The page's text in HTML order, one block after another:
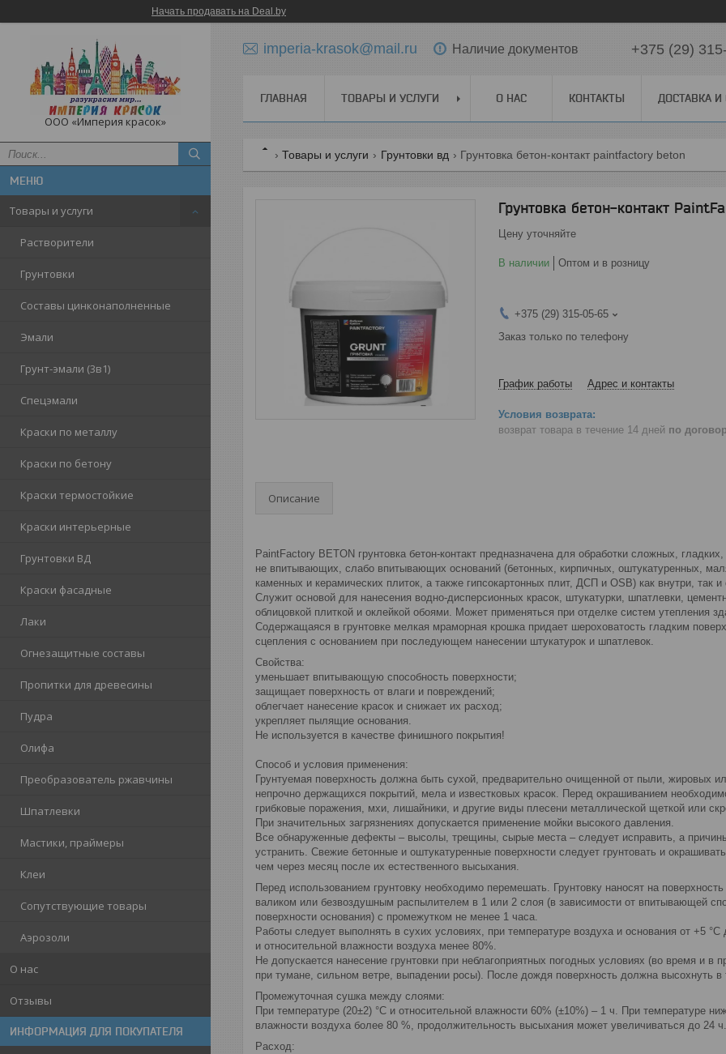
Начать продавать на Deal.by
ООО «Империя красок»
Товары и услуги
Растворители
Грунтовки
Составы цинконаполненные
Эмали
Грунт-эмали (3в1)
Спецэмали
Краски по металлу
Краски по бетону
Краски термостойкие
Краски интерьерные
Грунтовки ВД
Краски фасадные
Лаки
Огнезащитные составы
Пропитки для древесины
Пудра
Олифа
Преобразователь ржавчины
Шпатлевки
Мастики, праймеры
Клеи
Сопутствующие товары
Аэрозоли
О нас
Отзывы
ИНФОРМАЦИЯ ДЛЯ ПОКУПАТЕЛЯ
imperia-krasok@mail.ru Наличие документов +375 (29)
ГЛАВНАЯ ТОВАРЫ И УСЛУГИ О НАС КОНТАКТЫ ДОСТАВКА И
Товары и услуги Грунтовки вд Грунтовка бетон-контакт paintfactory beton
Грунтовка бетон-контакт
Цену уточняйте
В наличии Оптом и в розницу
+375 (29) 315-05-65
Заказ только по телефону
График работы Адрес и контакты
возврат товара в течение 14 дней по
Описание
PaintFactory BETON грунтовка бетон-контакт предназначена для обработки сложных,
не впитывающих, слабо впитывающих оснований (бетонных, кирпичных, оштукатуренных,
каменных и керамических плиток, а также гипсокартонных плит, ДСП и OSB) как внутри, так
Служит основой для нанесения водно-дисперсионных красок, штукатурки, шпатлевки,
облицовкой плиткой и оклейкой обоями. Может применяться при отделке систем утепления
Содержащаяся в грунтовке мелкая мраморная крошка придает шероховатость гладким
сцепления с основанием при последующем нанесении штукатурок и шпатлевок.
Свойства:
уменьшает впитывающую способность поверхности;
защищает поверхность от влаги и повреждений;
облегчает нанесение красок и снижает их расход;
укрепляет пылящие основания.
Не используется в качестве финишного покрытия!
Способ и условия применения:
Грунтуемая поверхность должна быть сухой, предварительно очищенной от пыли, жировых
непрочно держащихся покрытий, мела и известковых красок. Перед окрашиванием
грибковые поражения, мхи, лишайники, и другие виды плесени металлической щеткой или
При значительных загрязнениях допускается применение мойки высокого давления.
Все обнаруженные дефекты – высолы, трещины, сырые места – следует исправить, а
устранить. Свежие бетонные и оштукатуренные поверхности следует грунтовать и
чем через месяц после их естественного высыхания.
Перед использованием грунтовку необходимо перемешать. Грунтовку наносят на
валиком или безвоздушным распылителем в 1 или 2 слоя (в зависимости от впитывающей
поверхности основания) с промежутком не менее 1 часа.
Работы следует выполнять в сухих условиях, при температуре воздуха и основания от +5 °С
и относительной влажности воздуха менее 80%.
Не допускается нанесение грунтовки при неблагоприятных погодных условиях (во время и в
при тумане, сильном ветре, выпадении росы). После дождя поверхность должна высохнуть в
Промежуточная сушка между слоями:
При температуре (20±2) °С и относительной влажности 60% (±10%) – 1 ч. При температуре
влажности воздуха более 80 %, продолжительность высыхания может увеличиваться до 24 ч.
Расход: